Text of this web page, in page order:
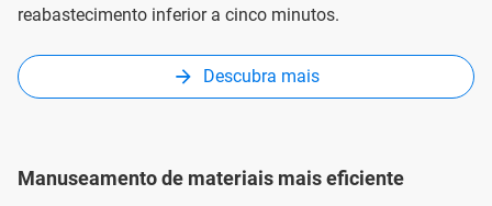
reabastecimento inferior a cinco minutos.
Descubra mais
Manuseamento de materiais mais eficiente